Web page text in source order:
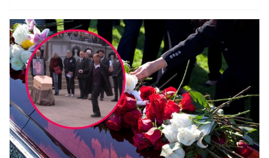
„Vogue'a”, a i tak nie ominie nas bezlitosny hejt z
powodu wyglądu. Właśnie tego doświadczyła
Karolina Malinowska.Karolina Malinowska-Janiak
spędzała Wielkanoc z rodziną we Włoszech. Po
świętach przyszedł jednak czas na powrót do
kraju. W podróży doświadczyła naprawdę
okropnej sytuacji. Wszystko wydarzyło się na
lotnisku w Bergamo.